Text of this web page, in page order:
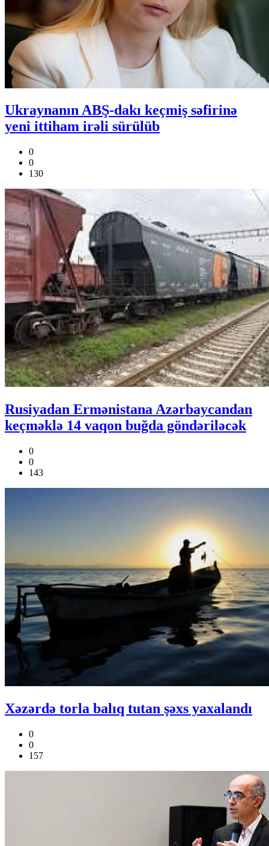
Ukraynanın ABŞ-dakı keçmiş səfirinə
yeni ittiham irəli sürülüb
0
0
130
Rusiyadan Ermənistana Azərbaycandan
keçməklə 14 vaqon buğda göndəriləcək
0
0
143
Xəzərdə torla balıq tutan şəxs yaxalandı
0
0
157